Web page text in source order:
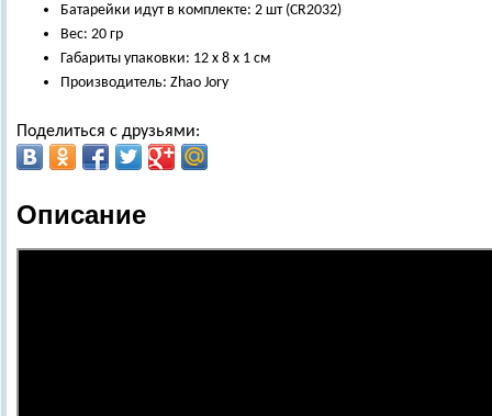
Батарейки идут в комплекте: 2 шт (CR2032)
Вес: 20 гр
Габариты упаковки: 12 х 8 х 1 см
Производитель: Zhao Jory
Поделиться с друзьями:
Описание